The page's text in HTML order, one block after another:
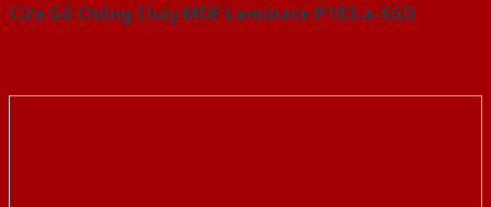
Cửa Gỗ Chống Cháy MDF Laminate P1R2-a-SGD